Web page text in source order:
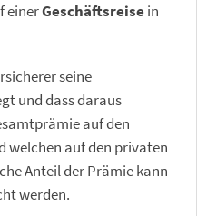
einerGeschäftsreisein
seine
und dass daraus
auf den
welchen auf den privaten
Anteil der Prämie kann
werden.